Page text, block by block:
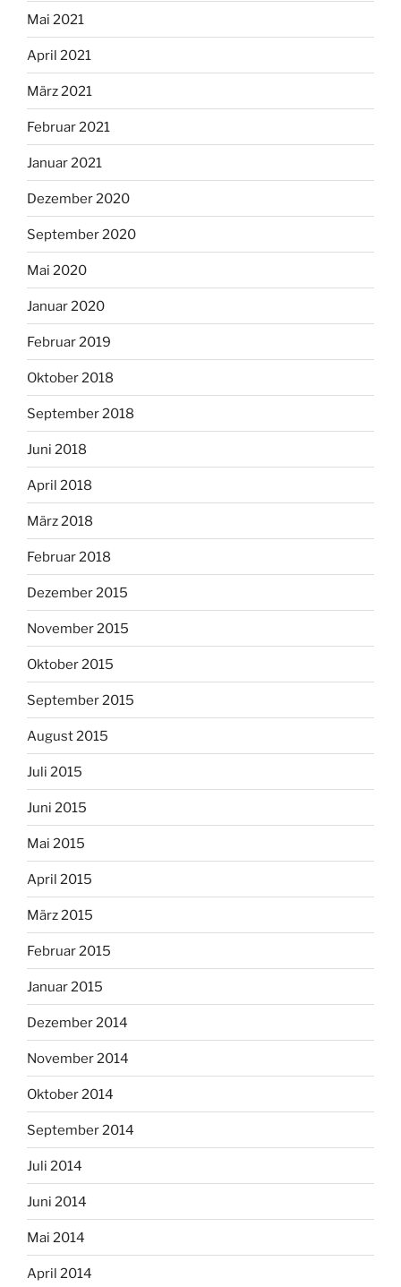
Mai 2021
April 2021
März 2021
Februar 2021
Januar 2021
Dezember 2020
September 2020
Mai 2020
Januar 2020
Februar 2019
Oktober 2018
September 2018
Juni 2018
April 2018
März 2018
Februar 2018
Dezember 2015
November 2015
Oktober 2015
September 2015
August 2015
Juli 2015
Juni 2015
Mai 2015
April 2015
März 2015
Februar 2015
Januar 2015
Dezember 2014
November 2014
Oktober 2014
September 2014
Juli 2014
Juni 2014
Mai 2014
April 2014